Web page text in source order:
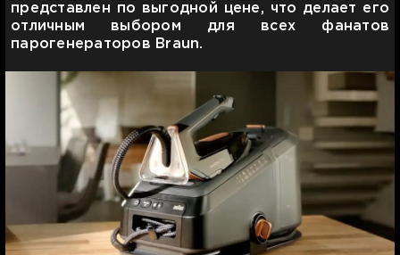
представлен по выгодной цене, что делает его
отличным выбором для всех фанатов
парогенераторов Braun.